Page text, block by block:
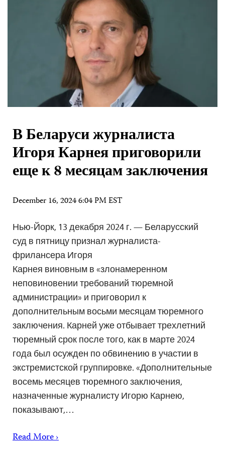
В Беларуси журналиста
Игоря Карнея приговорили
еще к 8 месяцам заключения
December 16, 2024 6:04 PM EST
Нью-Йорк, 13 декабря 2024 г. — Беларусский
суд в пятницу признал журналиста-
фрилансера Игоря
Карнея виновным в «злонамеренном
неповиновении требований тюремной
администрации» и приговорил к
дополнительным восьми месяцам тюремного
заключения. Карней уже отбывает трехлетний
тюремный срок после того, как в марте 2024
года был осужден по обвинению в участии в
экстремистской группировке. «Дополнительные
восемь месяцев тюремного заключения,
назначенные журналисту Игорю Карнею,
показывают,…
Read More ›